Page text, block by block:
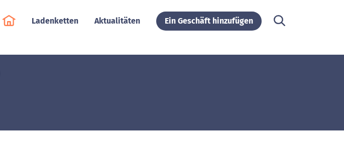
Ladenketten Aktualitäten Ein Geschäft hinzufügen